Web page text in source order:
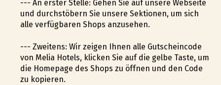
--- An erster Stelle: Gehen Sie auf unsere Webseite
und durchstöbern Sie unsere Sektionen, um sich
alle verfügbaren Shops anzusehen.
--- Zweitens: Wir zeigen Ihnen alle Gutscheincode
von Melia Hotels, klicken Sie auf die gelbe Taste, um
die Homepage des Shops zu öffnen und den Code
zu kopieren.